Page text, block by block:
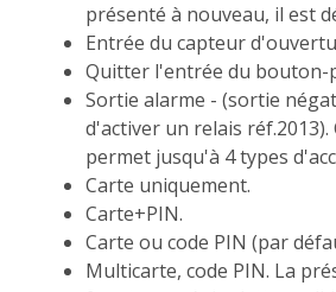
présenté à nouveau, il est
Entrée du capteur
Quitter l'entrée du bouton-
Sortie alarme - (sortie
d'activer un relais réf.2013).
permet jusqu'à 4 types
Carte uniquement.
Carte+PIN.
Carte ou code PIN (par
Multicarte, code PIN. La